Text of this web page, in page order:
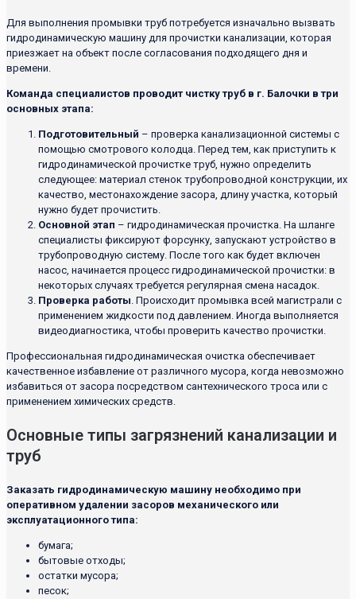
Для выполнения промывки труб потребуется изначально вызвать
гидродинамическую машину для прочистки канализации, которая
приезжает на объект после согласования подходящего дня и
времени.
Команда специалистов проводит чистку труб в г. Балочки в три
основных этапа:
Подготовительный – проверка канализационной системы с
помощью смотрового колодца. Перед тем, как приступить к
гидродинамической прочистке труб, нужно определить
следующее: материал стенок трубопроводной конструкции, их
качество, местонахождение засора, длину участка, который
нужно будет прочистить.
Основной этап – гидродинамическая прочистка. На шланге
специалисты фиксируют форсунку, запускают устройство в
трубопроводную систему. После того как будет включен
насос, начинается процесс гидродинамической прочистки: в
некоторых случаях требуется регулярная смена насадок.
Проверка работы. Происходит промывка всей магистрали с
применением жидкости под давлением. Иногда выполняется
видеодиагностика, чтобы проверить качество прочистки.
Профессиональная гидродинамическая очистка обеспечивает
качественное избавление от различного мусора, когда невозможно
избавиться от засора посредством сантехнического троса или с
применением химических средств.
Основные типы загрязнений канализации и
труб
Заказать гидродинамическую машину необходимо при
оперативном удалении засоров механического или
эксплуатационного типа:
бумага;
бытовые отходы;
остатки мусора;
песок;